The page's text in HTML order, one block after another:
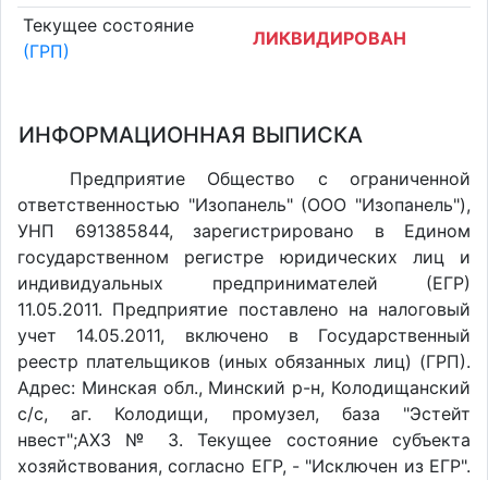
Текущее состояние
(ГРП)
ЛИКВИДИРОВАН
ИНФОРМАЦИОННАЯ ВЫПИСКА
Предприятие Общество с ограниченной
ответственностью "Изопанель" (ООО "Изопанель"),
УНП 691385844, зарегистрировано в Едином
государственном регистре юридических лиц и
индивидуальных предпринимателей (ЕГР)
11.05.2011. Предприятие поставлено на налоговый
учет 14.05.2011, включено в Государственный
реестр плательщиков (иных обязанных лиц) (ГРП).
Адрес: Минская обл., Минский р-н, Колодищанский
с/с, аг. Колодищи, промузел, база "Эстейт
нвест";АХЗ № 3. Текущее состояние субъекта
хозяйствования, согласно ЕГР, - "Исключен из ЕГР".